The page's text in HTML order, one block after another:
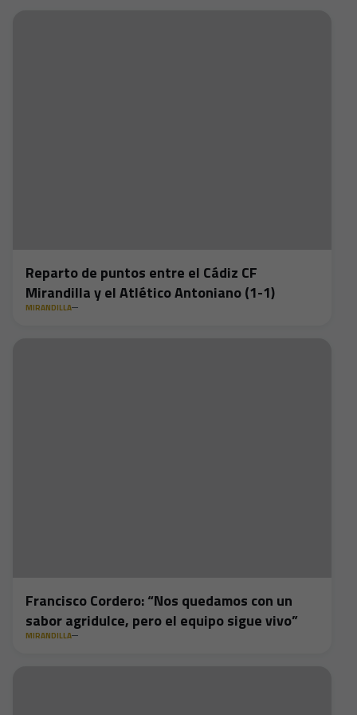
Reparto de puntos entre el Cádiz CF
Mirandilla y el Atlético Antoniano (1-1)
MIRANDILLA
Francisco Cordero: “Nos quedamos con un
sabor agridulce, pero el equipo sigue vivo”
MIRANDILLA